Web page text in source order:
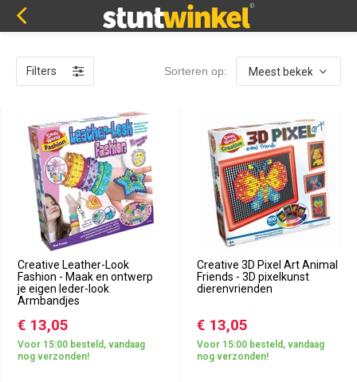
Filters Sorteren op:
Creative Leather-Look
Fashion - Maak en ontwerp
je eigen leder-look
Armbandjes
€ 13,05
Voor 15:00 besteld, vandaag
nog verzonden!
Creative 3D Pixel Art Animal
Friends - 3D pixelkunst
dierenvrienden
€ 13,05
Voor 15:00 besteld, vandaag
nog verzonden!